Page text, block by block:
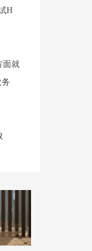
H
面就